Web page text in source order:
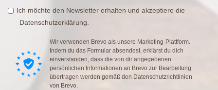
Ich möchte den Newsletter erhalten und akzeptiere die
Datenschutzerklärung.
Wir verwenden Brevo als unsere Marketing-Plattform.
Indem du das Formular absendest, erklärst du dich
einverstanden, dass die von dir angegebenen
persönlichen Informationen an Brevo zur Bearbeitung
übertragen werden gemäß den Datenschutzrichtlinien
von Brevo.